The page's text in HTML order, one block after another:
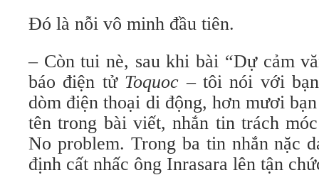
Đó là nỗi vô minh đầu tiên.
– Còn tui nè, sau khi bài “Dự cảm
báo điện tử Toquoc – tôi nói với
dòm điện thoại di động, hơn mươi
tên trong bài viết, nhắn tin trách
No problem. Trong ba tin nhắn nặc
định cất nhấc ông Inrasara lên tận